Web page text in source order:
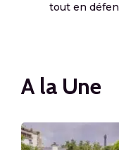
tout en
A la Une